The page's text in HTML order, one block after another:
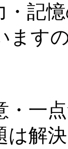
・記
ます
・一
解